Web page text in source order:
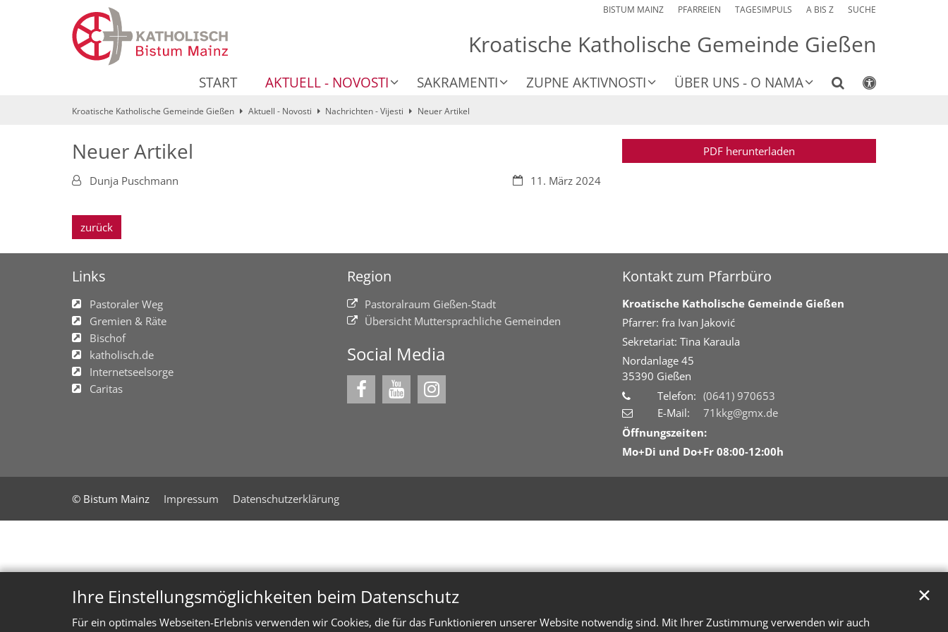
Ihre Einstellungsmöglichkeiten beim Datenschutz
Für ein optimales Webseiten-Erlebnis verwenden wir Cookies, die für das Funktionieren unserer Website notwendig sind. Mit Ihrer Zustimmung verwenden wir auch
✕
BISTUM MAINZ PFARREIEN TAGESIMPULS A BIS Z SUCHE
Kroatische Katholische Gemeinde Gießen
START AKTUELL - NOVOSTI SAKRAMENTI ZUPNE AKTIVNOSTI ÜBER UNS - O NAMA
Kroatische Katholische Gemeinde Gießen Aktuell - Novosti Nachrichten - Vijesti Neuer Artikel
Neuer Artikel
Datum:11. März 2024
Von:Dunja Puschmann
zurück
PDF herunterladen
Links
Pastoraler Weg
Gremien & Räte
Bischof
katholisch.de
Internetseelsorge
Caritas
Region
Pastoralraum Gießen-Stadt
Übersicht Muttersprachliche Gemeinden
Social Media
Kontakt zum Pfarrbüro
Kroatische Katholische Gemeinde Gießen
Pfarrer: fra Ivan Jaković
Sekretariat: Tina Karaula
Nordanlage 45
35390 Gießen
Telefon: (0641) 970653
E-Mail:
71kkg@gmx.de
Öffnungszeiten:
Mo+Di und Do+Fr 08:00-12:00h
© Bistum Mainz Impressum Datenschutzerklärung